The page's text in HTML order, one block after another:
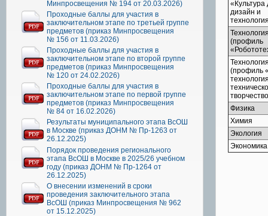
Минпросвещения № 194 от 20.03.2026)
Проходные баллы для участия в
заключительном этапе по третьей группе
предметов (приказ Минпросвещения
№ 156 от 11.03.2026)
Проходные баллы для участия в
заключительном этапе по второй группе
предметов (приказ Минпросвещения
№ 120 от 24.02.2026)
Проходные баллы для участия в
заключительном этапе по первой группе
предметов (приказ Минпросвещения
№ 84 от 16.02.2026)
Результаты муниципального этапа ВсОШ
в Москве (приказ ДОНМ № Пр-1263 от
26.12.2025)
Порядок проведения регионального
этапа ВсОШ в Москве в 2025/26 учебном
году (приказ ДОНМ № Пр-1264 от
26.12.2025)
О внесении изменений в сроки
проведения заключительного этапа
ВсОШ (приказ Минпросвещения № 962
от 15.12.2025)
«Культура
дизайн и
(профиль
(профиль
Физика
Химия
Экология
Экономика